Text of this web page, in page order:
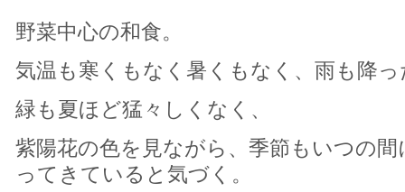
野菜中心の和食。
気温も寒くもなく暑くもなく、雨も降
緑も夏ほど猛々しくなく、
紫陽花の色を見ながら、季節もいつの
ってきていると気づく。